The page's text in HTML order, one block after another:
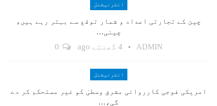
انٹرنیشنل
چین کے تجارتی اعداد و شمار توقع سے بہتر رہے ہیں،
چینی…
ADMIN 4 گھنٹے ago
انٹرنیشنل
امریکی فوجی کارروائی مشرق وسطیٰ کو غیر مستحکم کر دے
گی،…